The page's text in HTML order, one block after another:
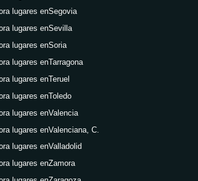
lugares enSegovia
lugares enSevilla
lugares enSoria
lugares enTarragona
lugares enTeruel
lugares enToledo
lugares enValencia
lugares enValenciana, C.
lugares enValladolid
lugares enZamora